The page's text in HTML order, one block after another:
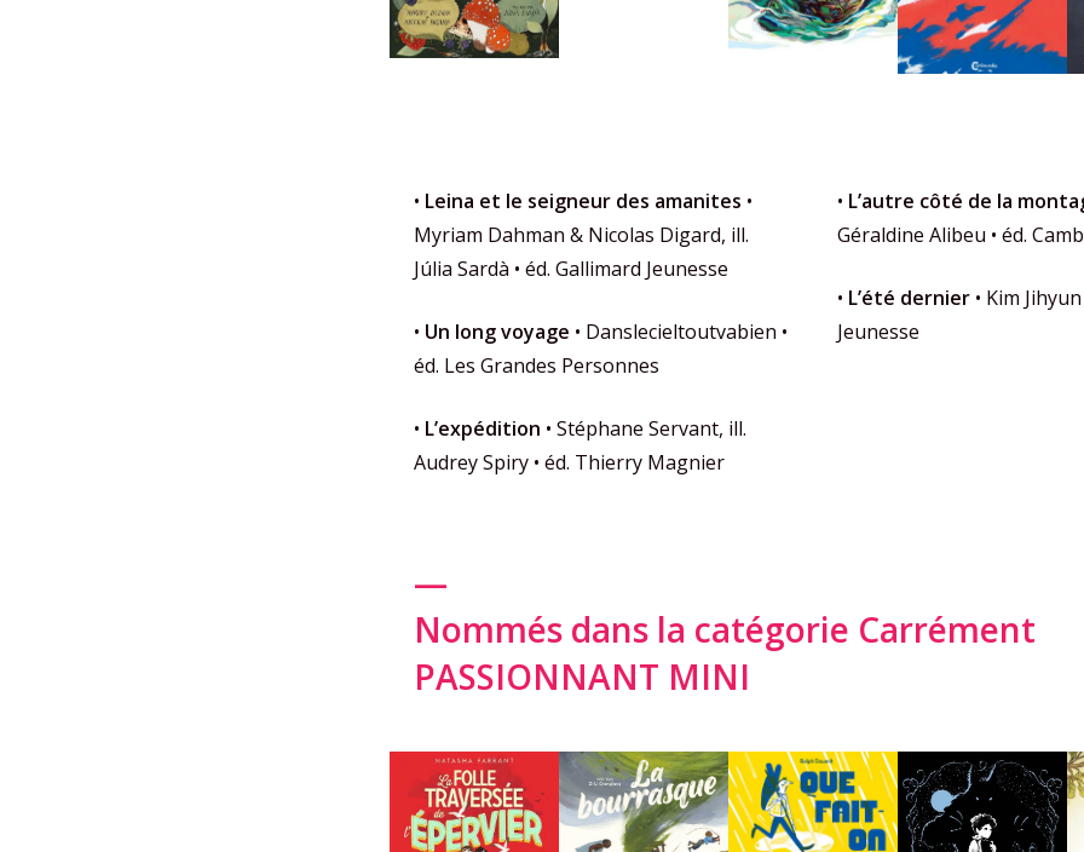
• Leina et le seigneur des amanites •
Myriam Dahman & Nicolas Digard, ill.
Júlia Sardà • éd. Gallimard Jeunesse
• Un long voyage • Danslecieltoutvabien •
éd. Les Grandes Personnes
• L’expédition • Stéphane Servant, ill.
Audrey Spiry • éd. Thierry Magnier
• L’autre côté de la
Géraldine Alibeu • éd.
• L’été dernier • Kim
Jeunesse
—
Nommés dans la catégorie Carrément
PASSIONNANT MINI